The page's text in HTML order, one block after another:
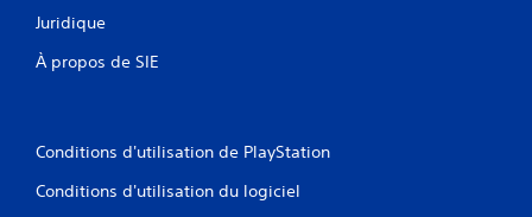
Juridique
À propos de SIE
Conditions d'utilisation de PlayStation
Conditions d'utilisation du logiciel